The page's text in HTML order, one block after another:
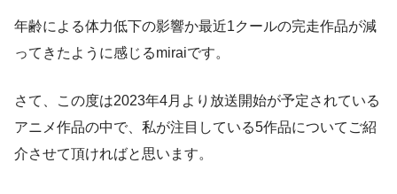
年齢による体力低下の影響か最近1クールの完走作品が減
ってきたように感じるmiraiです。
さて、この度は2023年4月より放送開始が予定されている
アニメ作品の中で、私が注目している5作品についてご紹
介させて頂ければと思います。